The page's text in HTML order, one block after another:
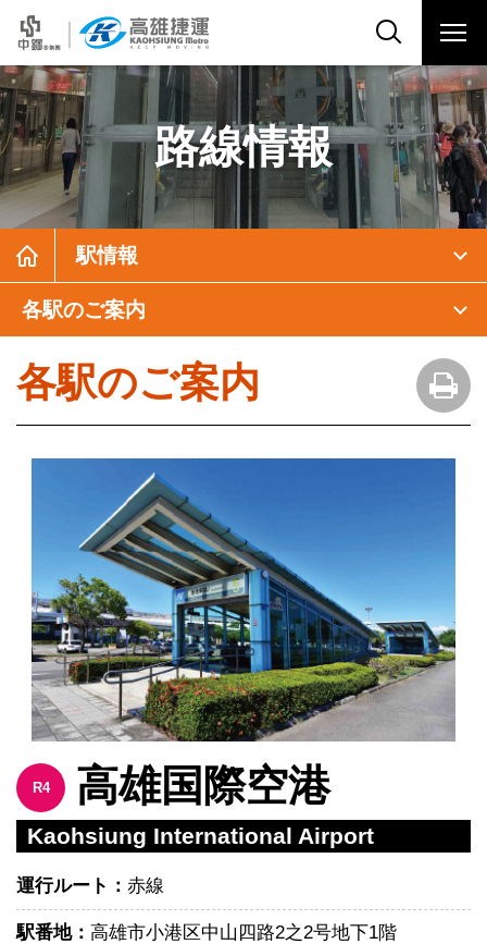
路線情報
駅情報
各駅のご案内
各駅のご案内
R4 高雄国際空港
Kaohsiung International Airport
運行ルート： 赤線
駅番地： 高雄市小港区中山四路2之2号地下1階